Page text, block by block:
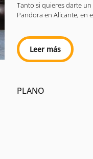
Tanto si quieres darte
Pandora en Alicante, en
Leer más
PLANO